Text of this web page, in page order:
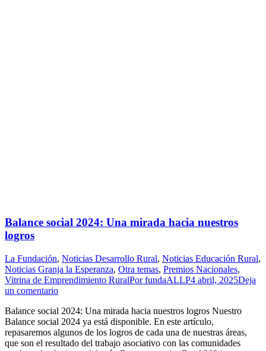
Balance social 2024: Una mirada hacia nuestros
logros
La Fundación, Noticias Desarrollo Rural, Noticias Educación Rural,
Noticias Granja la Esperanza, Otra temas, Premios Nacionales,
Vitrina de Emprendimiento RuralPorfundaALLP4 abril, 2025Deja
un comentario
Balance social 2024: Una mirada hacia nuestros logros Nuestro
Balance social 2024 ya está disponible. En este artículo,
repasaremos algunos de los logros de cada una de nuestras áreas,
que son el resultado del trabajo asociativo con las comunidades